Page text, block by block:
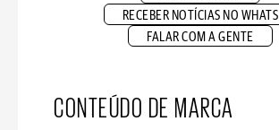
RECEBER NOTÍCIAS NO WHATS
FALAR COM A GENTE
CONTEÚDO DE MARCA